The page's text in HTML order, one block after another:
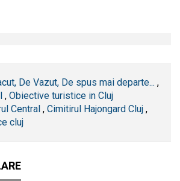
De Vazut, De spus mai departe... ,
, Obiective turistice in Cluj
Central , Cimitirul Hajongard Cluj ,
cluj